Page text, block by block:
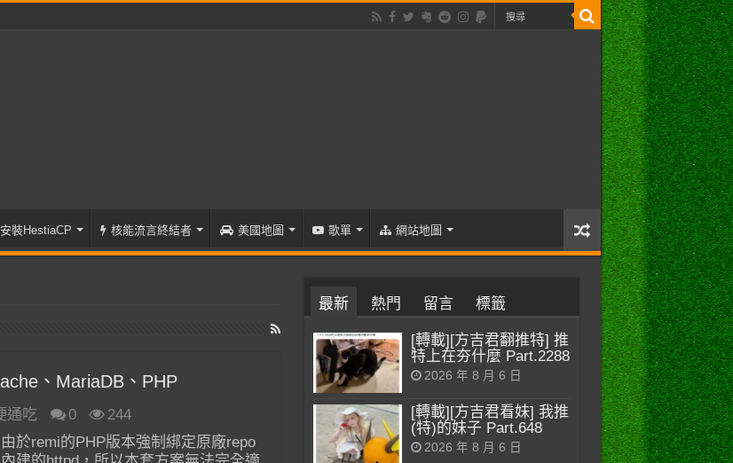
安裝HestiaCP 核能流言終結者 美國地圖 歌單 網站地圖
、MariaDB、PHP
通吃 0
244
由於remi的PHP版本強制綁定原廠repo
最新 熱門 留言 標籤
[轉載][方吉君翻推特] 推
特上在夯什麼 Part.2288
2026 年 8 月 6 日
[轉載][方吉君看妹] 我推
(特)的妹子 Part.648
2026 年 8 月 6 日